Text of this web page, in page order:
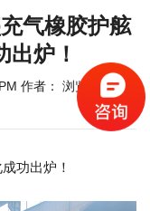
气橡胶护舷
出炉！
作者： 浏览次数：
功出炉！